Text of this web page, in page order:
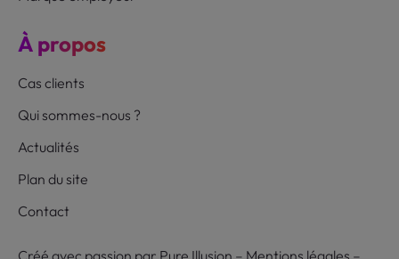
À propos
Cas clients
Qui sommes-nous ?
Actualités
Plan du site
Contact
Créé avec passion par Pure Illusion – Mentions légales –